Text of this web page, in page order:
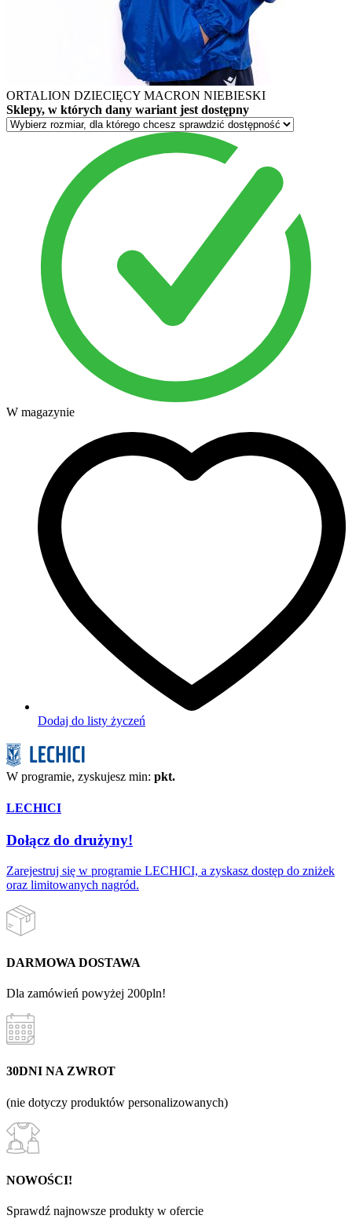
ORTALION DZIECIĘCY MACRON NIEBIESKI
Sklepy, w których dany wariant jest dostępny
W magazynie
Dodaj do listy życzeń
W programie, zyskujesz min: pkt.
LECHICI
Dołącz do drużyny!
Zarejestruj się w programie LECHICI, a zyskasz dostęp do zniżek
oraz limitowanych nagród.
DARMOWA DOSTAWA
Dla zamówień powyżej 200pln!
30DNI NA ZWROT
(nie dotyczy produktów personalizowanych)
NOWOŚCI!
Sprawdź najnowsze produkty w ofercie